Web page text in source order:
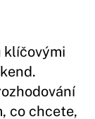
klíčovými
co chcete,